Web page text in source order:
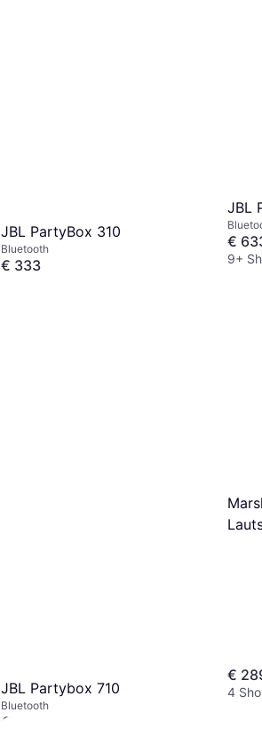
JBL PartyBox 310
Bluetooth
€ 333
JBL
€
9+
JBL Partybox 710
Bluetooth
€ 599
€
4